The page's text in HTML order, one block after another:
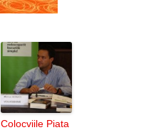
Colocviile Piata